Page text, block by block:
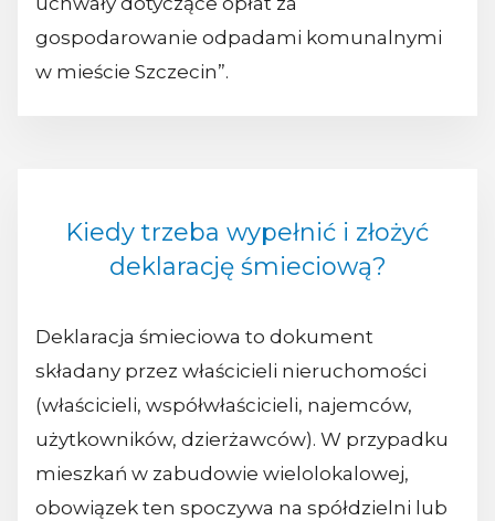
gospodarowanie odpadami komunalnymi
w mieście Szczecin”.
Kiedy trzeba wypełnić i złożyć
deklarację śmieciową?
Deklaracja śmieciowa to dokument
składany przez właścicieli nieruchomości
(właścicieli, współwłaścicieli, najemców,
użytkowników, dzierżawców). W przypadku
mieszkań w zabudowie wielolokalowej,
obowiązek ten spoczywa na spółdzielni lub